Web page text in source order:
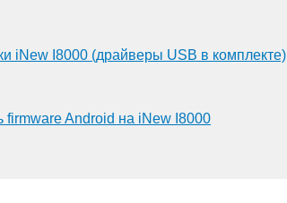
iNew I8000 (драйверы USB в комплекте)
firmware Android на iNew I8000